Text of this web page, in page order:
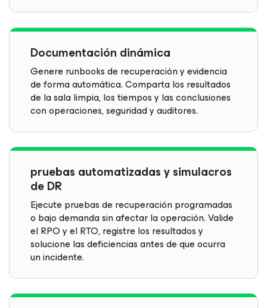
Documentación dinámica
Genere runbooks de recuperación y evidencia
de forma automática. Comparta los resultados
de la sala limpia, los tiempos y las conclusiones
con operaciones, seguridad y auditores.
pruebas automatizadas y simulacros
de DR
Ejecute pruebas de recuperación programadas
o bajo demanda sin afectar la operación. Valide
el RPO y el RTO, registre los resultados y
solucione las deficiencias antes de que ocurra
un incidente.